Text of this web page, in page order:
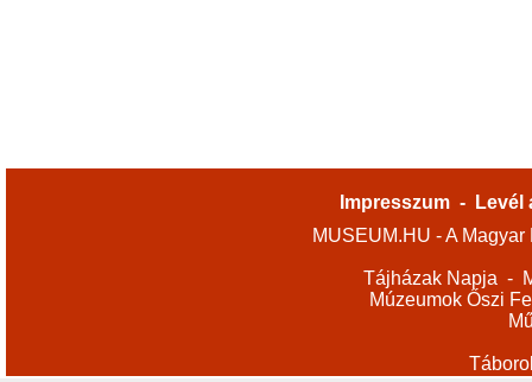
Impresszum -
Levél
MUSEUM.HU - A
Tájházak Napja -
Múzeumok Őszi